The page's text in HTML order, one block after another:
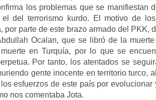
los problemas que se manifiestan
del terrorismo kurdo. El motivo de
por parte de este brazo armado del PKK,
Ocalan, que se libró de la
en Turquía, por lo que se
Por tanto, los atentados se
gente inocente en territorio turco,
esfuerzos de este país por evolucionar
nos comentaba Jota.